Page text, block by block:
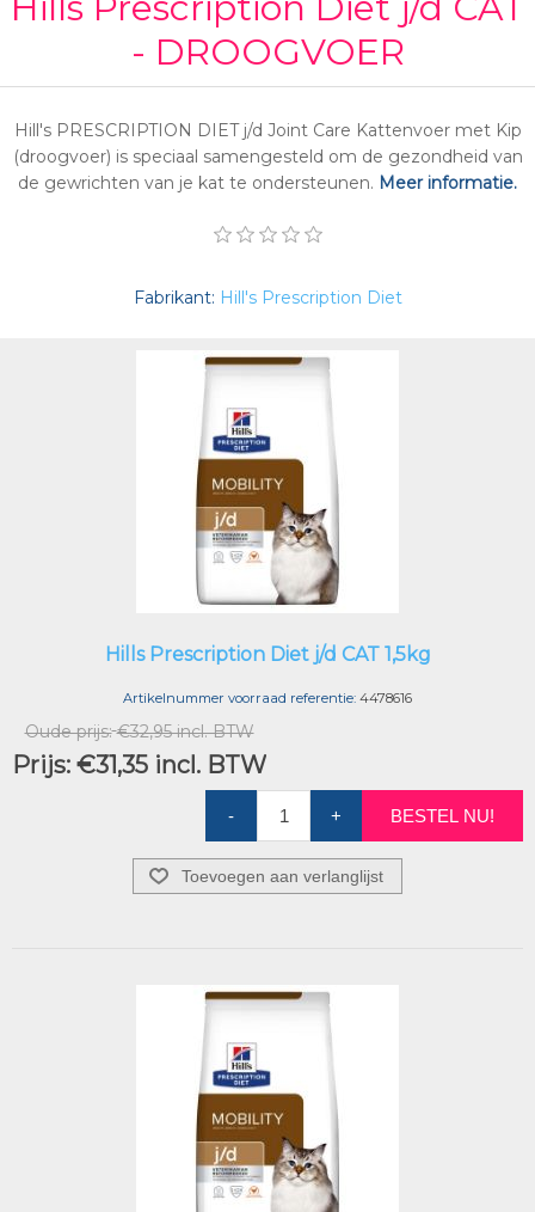
- DROOGVOER
Hill's PRESCRIPTION DIET j/d Joint Care Kattenvoer met Kip
(droogvoer) is speciaal samengesteld om de gezondheid van
de gewrichten van je kat te ondersteunen. Meer informatie.
Fabrikant: Hill's Prescription Diet
Hills Prescription Diet j/d CAT 1,5kg
Artikelnummer voorraad referentie: 4478616
Oude prijs: €32,95 incl. BTW
Prijs: €31,35 incl. BTW
- + BESTEL NU!
Toevoegen aan verlanglijst